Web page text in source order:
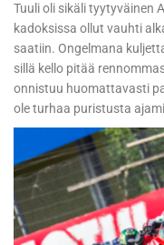
Tuuli oli sikäli tyytyväinen
kadoksissa ollut vauhti
saatiin. Ongelmana
sillä kello pitää
onnistuu huomattavasti
ole turhaa puristusta